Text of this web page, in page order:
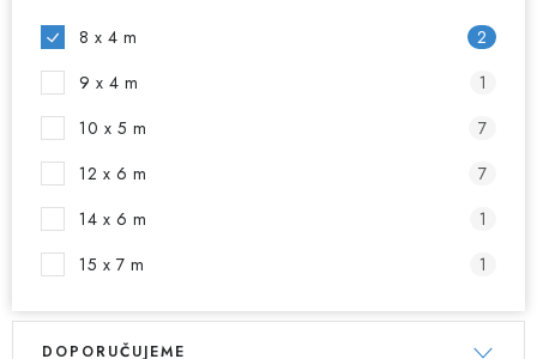
8 x 4 m
2
9 x 4 m
1
10 x 5 m
7
12 x 6 m
7
14 x 6 m
1
15 x 7 m
1
V
Ř
DOPORUČUJEME